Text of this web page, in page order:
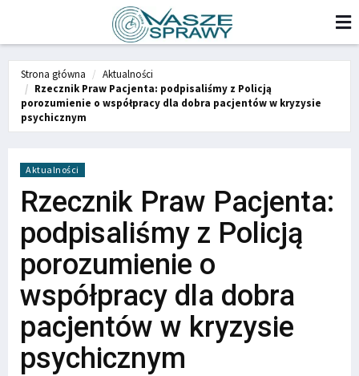
Strona główna
Aktualności
Rzecznik Praw Pacjenta: podpisaliśmy z Policją
porozumienie o współpracy dla dobra pacjentów w kryzysie
psychicznym
Aktualności
Rzecznik Praw Pacjenta:
podpisaliśmy z Policją
porozumienie o
współpracy dla dobra
pacjentów w kryzysie
psychicznym